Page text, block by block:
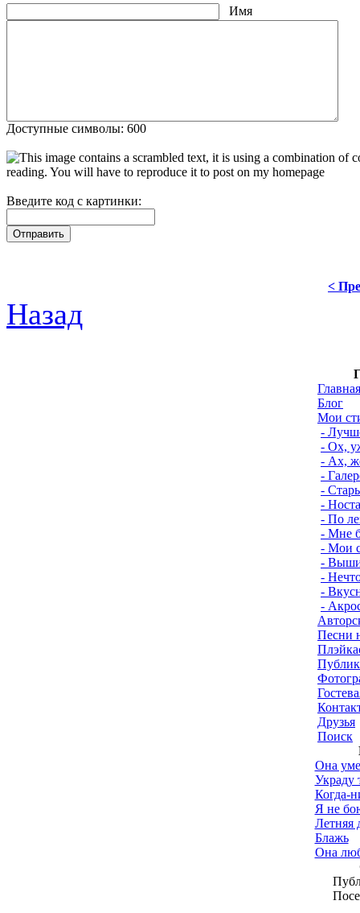
Имя
Доступные символы: 600
Введите код с картинки:
<
Назад
Главная
Блог
Мои
-
- Ох,
- Ах,
-
-
-
- По
- Мне
- Мои
-
-
-
-
Песни
Друзья
Поиск
Она
Украду
Когда-
Я не
Летняя
Блажь
Она